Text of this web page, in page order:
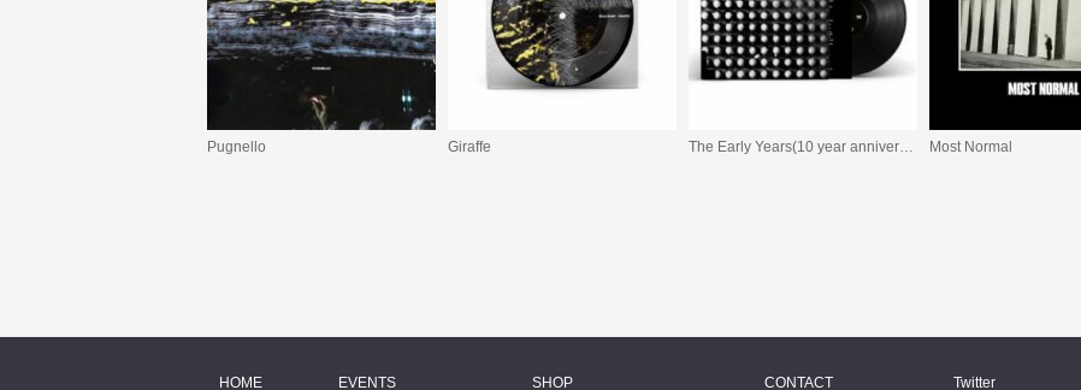
Pugnello Giraffe The Early Years(10 year anniversary) Most Normal
HOME EVENTS SHOP CONTACT Twitter